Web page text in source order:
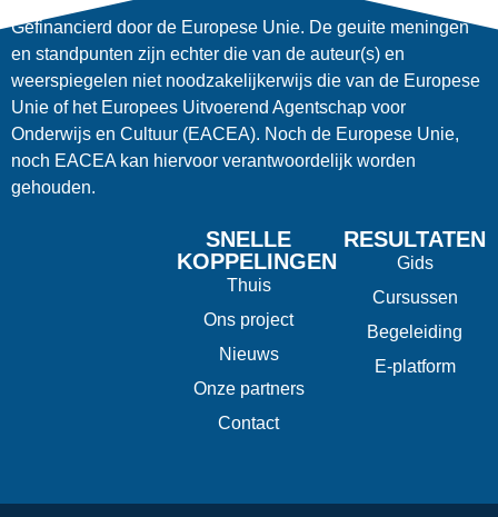
SNELLE
KOPPELINGEN
Thuis
Ons project
Nieuws
Onze partners
Contact
RESULTATEN
Gids
Cursussen
Begeleiding
E-platform
Gefinancierd door de Europese Unie. De geuite meningen
en standpunten zijn echter die van de auteur(s) en
weerspiegelen niet noodzakelijkerwijs die van de Europese
Unie of het Europees Uitvoerend Agentschap voor
Onderwijs en Cultuur (EACEA). Noch de Europese Unie,
noch EACEA kan hiervoor verantwoordelijk worden
gehouden.